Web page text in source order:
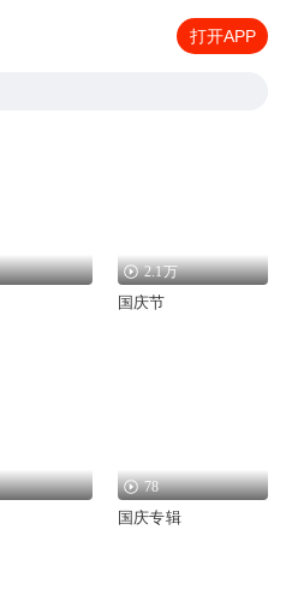
打开APP
2.1万
国庆节
78
国庆专辑